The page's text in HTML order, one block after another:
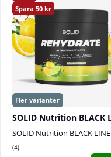
50
SOLID Nutrition BLACK LINE
4